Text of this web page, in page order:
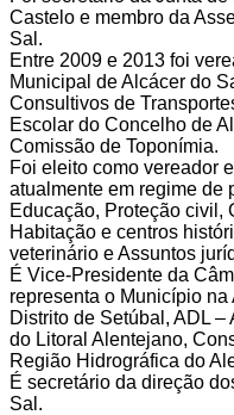
Castelo e membro da
Sal.
Entre 2009 e 2013 foi
Municipal de Alcácer do
Consultivos de
Escolar do Concelho de
Comissão de Toponímia.
Foi eleito como vereador
atualmente em regime de
Educação, Proteção civil,
Habitação e centros
veterinário e Assuntos
É Vice-Presidente da
representa o Município
Distrito de Setúbal, ADL
do Litoral Alentejano,
Região Hidrográfica do
É secretário da direção
Sal.